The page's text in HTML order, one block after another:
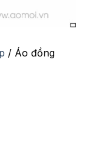
/ Áo đồng